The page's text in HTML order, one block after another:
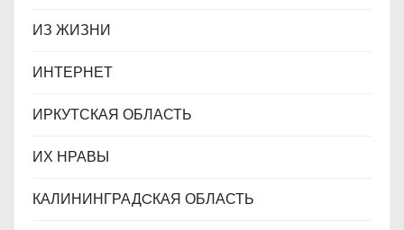
ИЗ ЖИЗНИ
ИНТЕРНЕТ
ИРКУТСКАЯ ОБЛАСТЬ
ИХ НРАВЫ
КАЛИНИНГРАДCКАЯ ОБЛАСТЬ